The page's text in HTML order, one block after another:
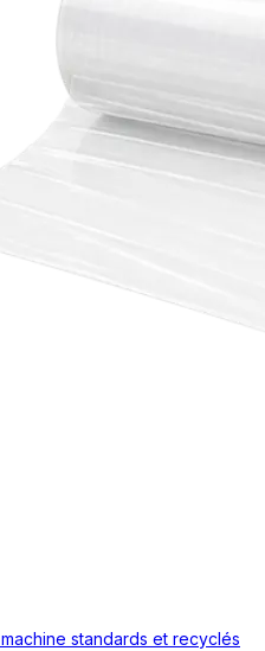
standards et recyclés